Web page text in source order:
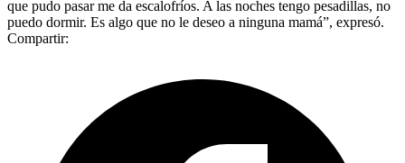
que pudo pasar me da escalofríos. A las noches tengo pesadillas, no
puedo dormir. Es algo que no le deseo a ninguna mamá”, expresó.
Compartir: